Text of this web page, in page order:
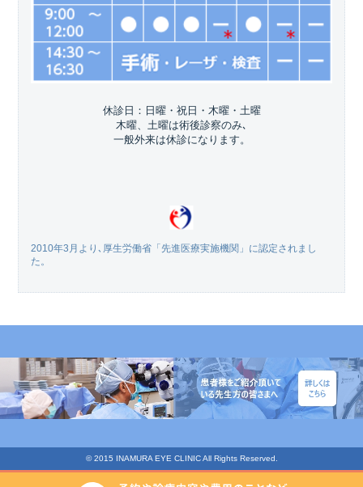
休診日：日曜・祝日・木曜・土曜
木曜、土曜は術後診察のみ､
一般外来は休診になります。
2010年3月より､厚生労働省「先進医療実施機関」に認定されまし
た。
© 2015 INAMURA EYE CLINIC All Rights Reserved.